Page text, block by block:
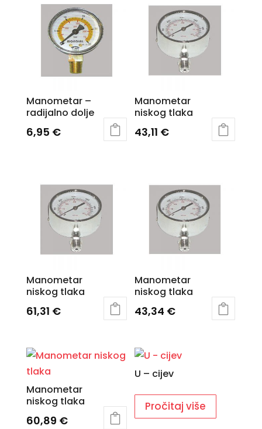
Manometar –
radijalno dolje
6,95 €
Manometar
niskog tlaka
43,11 €
Manometar
niskog tlaka
61,31 €
Manometar
niskog tlaka
43,34 €
Manometar
niskog tlaka
60,89 €
U – cijev
Pročitaj više